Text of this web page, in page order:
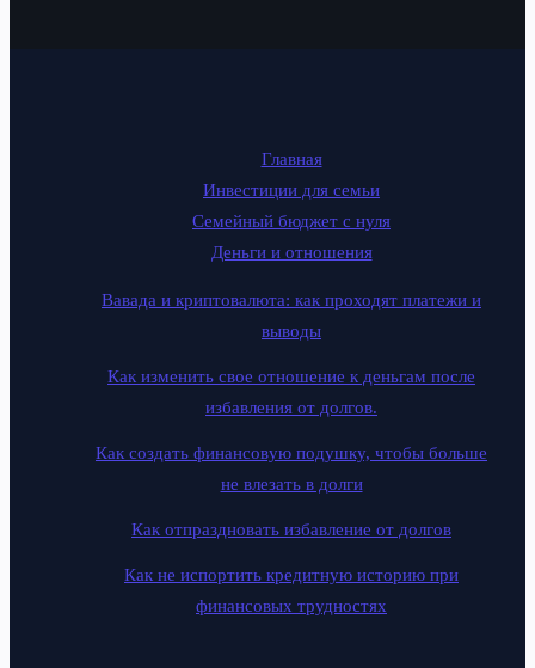
Главная
Инвестиции для семьи
Семейный бюджет с нуля
Деньги и отношения
Вавада и криптовалюта: как проходят платежи и
выводы
Как изменить свое отношение к деньгам после
избавления от долгов.
Как создать финансовую подушку, чтобы больше
не влезать в долги
Как отпраздновать избавление от долгов
Как не испортить кредитную историю при
финансовых трудностях